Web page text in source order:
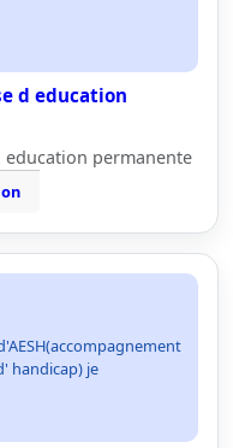
d education
permanente
handicap) je